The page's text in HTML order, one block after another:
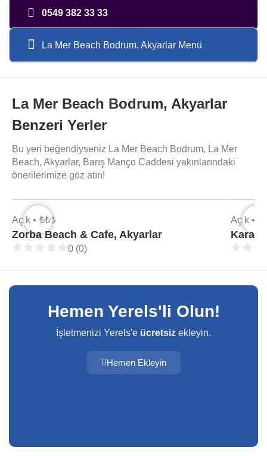
0549 382 33 33
La Mer Beach Bodrum, Akyarlar Menü
La Mer Beach Bodrum, Akyarlar
Benzeri Yerler
Bu yeri beğendiyseniz La Mer Beach Bodrum, La Mer
Beach, Akyarlar, Barış Manço Caddesi yakınlarındaki
önerilerimize göz atın!
Açık • ₺₺₺
Zorba Beach & Cafe, Akyarlar
0 (0)
Açık •
Hemen Yerels'li Olun!
İşletmenizi Yerels'e ücretsiz ekleyin.
Hemen Ekleyin